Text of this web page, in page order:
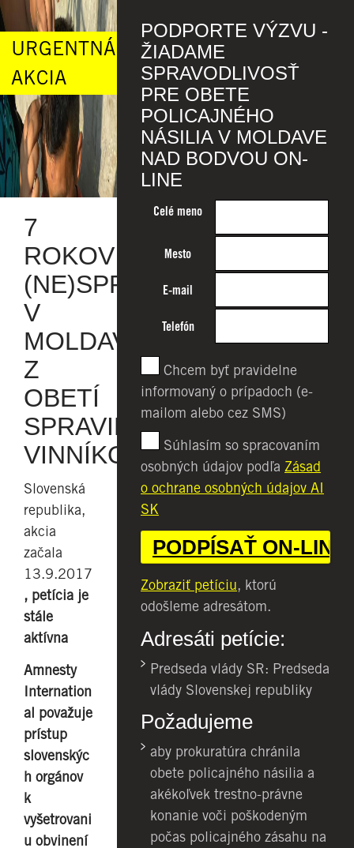
URGENTNÁ
AKCIA
7
ROKOV
(NE)SPRAVODLIVOSTI
V
MOLDAVE:
Z
OBETÍ
SPRAVILI
VINNÍKOV
Slovenská
republika,
akcia
začala
13.9.2017
, petícia je
stále
aktívna
Amnesty
Internation
al považuje
prístup
slovenskýc
h orgánov
k
vyšetrovani
u obvinení
PODPORTE VÝZVU -
ŽIADAME
SPRAVODLIVOSŤ
PRE OBETE
POLICAJNÉHO
NÁSILIA V MOLDAVE
NAD BODVOU ON-
LINE
Celé meno
Mesto
E-mail
Telefón
Chcem byť pravidelne
informovaný o prípadoch (e-
mailom alebo cez SMS)
Súhlasím so spracovaním
osobných údajov podľa Zásad
o ochrane osobných údajov AI
SK
Zobraziť petíciu, ktorú
odošleme adresátom.
Adresáti petície:
Predseda vlády SR: Predseda
vlády Slovenskej republiky
Požadujeme
aby prokuratúra chránila
obete policajného násilia a
akékoľvek trestno-právne
konanie voči poškodeným
počas policajného zásahu na